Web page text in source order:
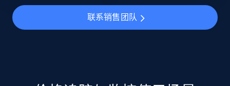
URL, Title, Available, Description, Currency, Initial
price, Final price, Discount percent, and more.
联系销售团队